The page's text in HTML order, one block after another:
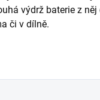
výdrž baterie z
či v dílně.